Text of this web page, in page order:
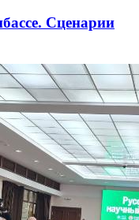
Сценарии